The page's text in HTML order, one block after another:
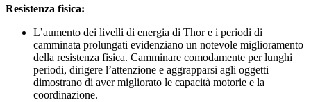
Resistenza fisica:
L’aumento dei livelli di energia di Thor e i periodi di
camminata prolungati evidenziano un notevole miglioramento
della resistenza fisica. Camminare comodamente per lunghi
periodi, dirigere l’attenzione e aggrapparsi agli oggetti
dimostrano di aver migliorato le capacità motorie e la
coordinazione.